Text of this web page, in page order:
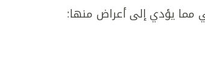
مما يؤدي إلى أعراض منها: